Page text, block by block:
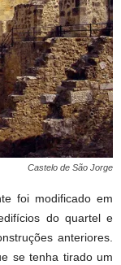
Castelo de São Jorge
foi modificado em
do quartel e
anteriores.
se tenha tirado um